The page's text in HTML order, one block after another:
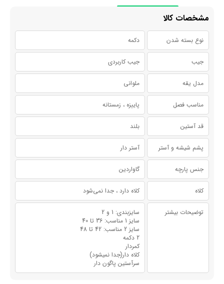
مشخصات کالا
نوع بسته شدن دکمه
جیب جیب کاربردی
مدل یقه ملوانی
مناسب فصل پاییزه ، زمستانه
قد آستین بلند
پشم شیشه و آستر آستر دار
جنس پارچه گاواردین
کلاه کلاه دارد ، جدا نمی‌شود
توضیحات بیشتر
سایزبندی: 1 و 2
سایز 1 مناسب: 36 تا 40
سایز 2 مناسب: 42 تا 48
2 دکمه
کمردار
کلاه دار(جدا نمیشود)
سرآستین پاگون دار